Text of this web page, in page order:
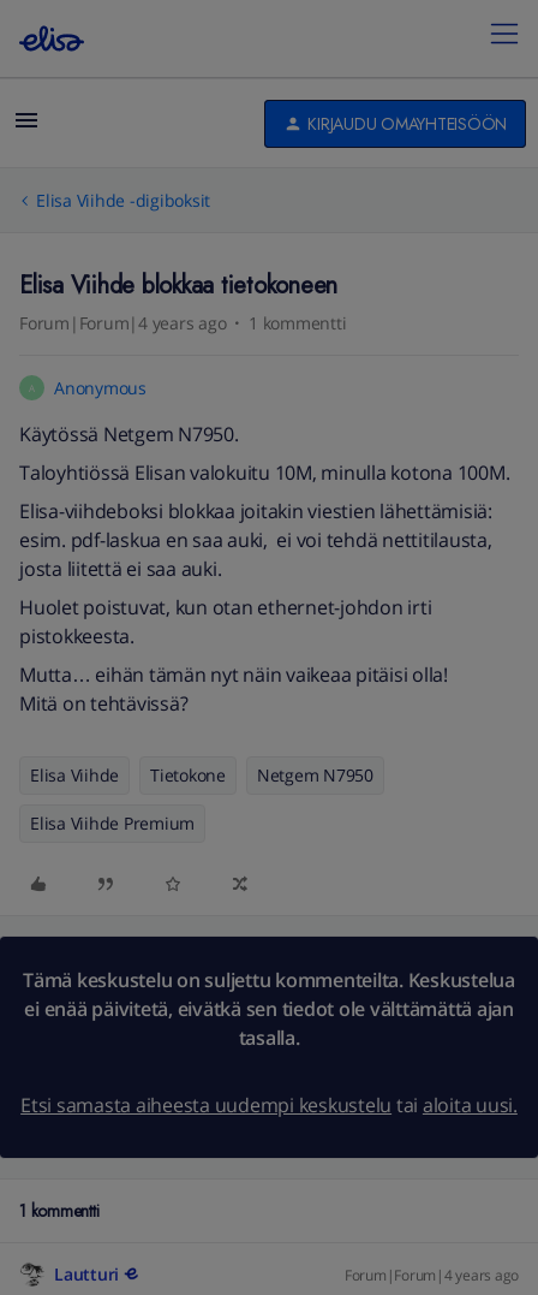
KIRJAUDU OMAYHTEISÖÖN
Elisa Viihde -digiboksit
Elisa Viihde blokkaa tietokoneen
Forum|Forum|4 years ago 1 kommentti
A Anonymous
Käytössä Netgem N7950.
Taloyhtiössä Elisan valokuitu 10M, minulla kotona 100M.
Elisa-viihdeboksi blokkaa joitakin viestien lähettämisiä:
esim. pdf-laskua en saa auki, ei voi tehdä nettitilausta,
josta liitettä ei saa auki.
Huolet poistuvat, kun otan ethernet-johdon irti
pistokkeesta.
Mutta… eihän tämän nyt näin vaikeaa pitäisi olla!
Mitä on tehtävissä?
Elisa Viihde Tietokone Netgem N7950
Elisa Viihde Premium
Tämä keskustelu on suljettu kommenteilta. Keskustelua
ei enää päivitetä, eivätkä sen tiedot ole välttämättä ajan
tasalla.
Etsi samasta aiheesta uudempi keskustelu tai aloita uusi.
1 kommentti
Lautturi Forum|Forum|4 years ago